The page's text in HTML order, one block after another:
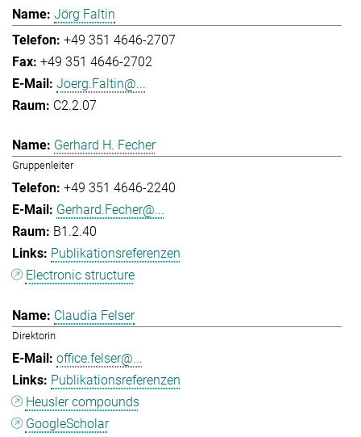
Jörg Faltin
+49 351 4646-2707
+49 351 4646-2702
Joerg.Faltin@...
C2.2.07
Gerhard H. Fecher
Gruppenleiter
+49 351 4646-2240
Gerhard.Fecher@...
B1.2.40
Publikationsreferenzen
Electronic structure
Claudia Felser
Direktorin
office.felser@...
Publikationsreferenzen
Heusler compounds
GoogleScholar